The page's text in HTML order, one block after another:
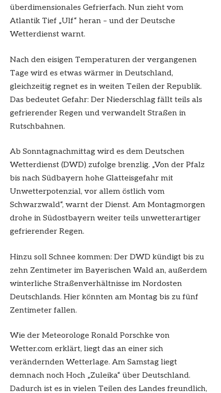
überdimensionales Gefrierfach. Nun zieht vom
Atlantik Tief „Ulf“ heran – und der Deutsche
Wetterdienst warnt.
Nach den eisigen Temperaturen der vergangenen
Tage wird es etwas wärmer in Deutschland,
gleichzeitig regnet es in weiten Teilen der Republik.
Das bedeutet Gefahr: Der Niederschlag fällt teils als
gefrierender Regen und verwandelt Straßen in
Rutschbahnen.
Ab Sonntagnachmittag wird es dem Deutschen
Wetterdienst (DWD) zufolge brenzlig. „Von der Pfalz
bis nach Südbayern hohe Glatteisgefahr mit
Unwetterpotenzial, vor allem östlich vom
Schwarzwald“, warnt der Dienst. Am Montagmorgen
drohe in Südostbayern weiter teils unwetterartiger
gefrierender Regen.
Hinzu soll Schnee kommen: Der DWD kündigt bis zu
zehn Zentimeter im Bayerischen Wald an, außerdem
winterliche Straßenverhältnisse im Nordosten
Deutschlands. Hier könnten am Montag bis zu fünf
Zentimeter fallen.
Wie der Meteorologe Ronald Porschke von
Wetter.com erklärt, liegt das an einer sich
verändernden Wetterlage. Am Samstag liegt
demnach noch Hoch „Zuleika“ über Deutschland.
Dadurch ist es in vielen Teilen des Landes freundlich,